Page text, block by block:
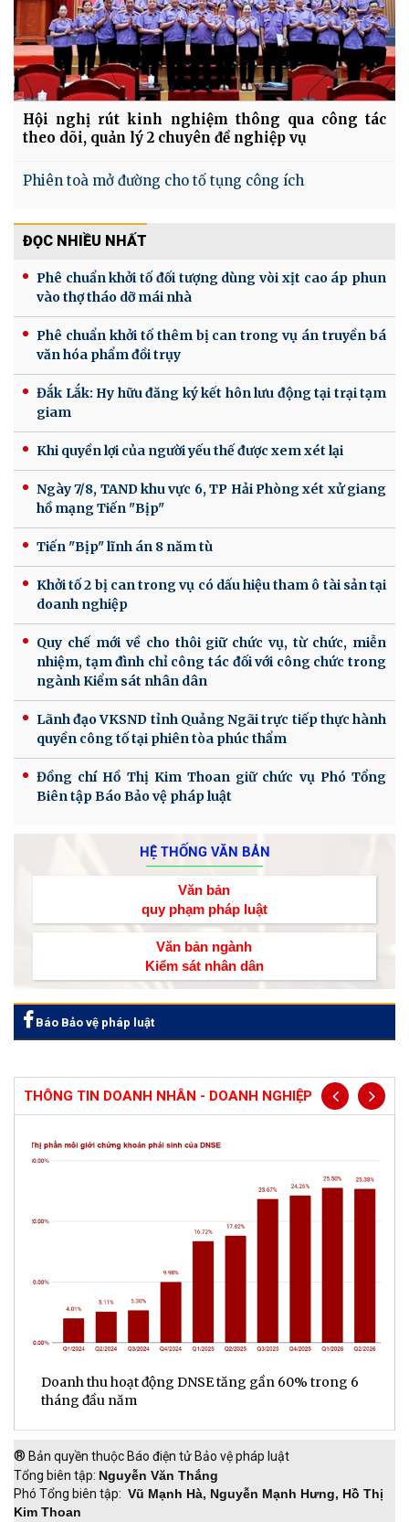
Hội nghị rút kinh nghiệm thông qua công tác
theo dõi, quản lý 2 chuyên đề nghiệp vụ
Phiên toà mở đường cho tố tụng công ích
ĐỌC NHIỀU NHẤT
Phê chuẩn khởi tố đối tượng dùng vòi xịt cao áp phun
vào thợ tháo dỡ mái nhà
Phê chuẩn khởi tố thêm bị can trong vụ án truyền bá
văn hóa phẩm đồi trụy
Đắk Lắk: Hy hữu đăng ký kết hôn lưu động tại trại tạm
giam
Khi quyền lợi của người yếu thế được xem xét lại
Ngày 7/8, TAND khu vực 6, TP Hải Phòng xét xử giang
hồ mạng Tiến "Bịp"
Tiến "Bịp" lĩnh án 8 năm tù
Khởi tố 2 bị can trong vụ có dấu hiệu tham ô tài sản tại
doanh nghiệp
Quy chế mới về cho thôi giữ chức vụ, từ chức, miễn
nhiệm, tạm đình chỉ công tác đối với công chức trong
ngành Kiểm sát nhân dân
Lãnh đạo VKSND tỉnh Quảng Ngãi trực tiếp thực hành
quyền công tố tại phiên tòa phúc thẩm
Đồng chí Hồ Thị Kim Thoan giữ chức vụ Phó Tổng
Biên tập Báo Bảo vệ pháp luật
HỆ THỐNG VĂN BẢN
Văn bản
quy phạm pháp luật
Văn bản ngành
Kiểm sát nhân dân
Báo Bảo vệ pháp luật
THÔNG TIN DOANH NHÂN - DOANH NGHIỆP
Doanh thu hoạt động DNSE tăng gần 60% trong 6
tháng đầu năm
® Bản quyền thuộc Báo điện tử Bảo vệ pháp luật
Tổng biên tập: Nguyễn Văn Thắng
Phó Tổng biên tập: Vũ Mạnh Hà, Nguyễn Mạnh Hưng, Hồ Thị
Kim Thoan